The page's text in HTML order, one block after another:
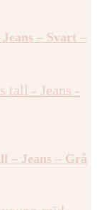
– Svart –
– Jeans – Grå